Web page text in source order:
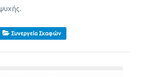
Συνεργεία Σκαφών